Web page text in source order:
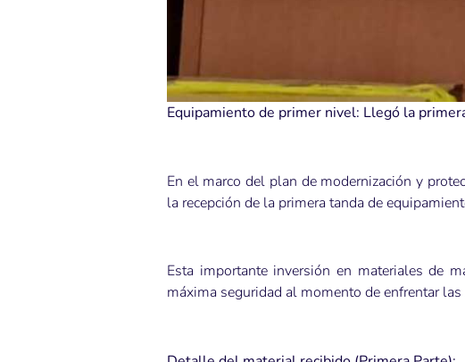
Equipamiento de primer nivel: Llegó la
En el marco del plan de modernización y
la recepción de la primera tanda de
Esta importante inversión en materiales de
máxima seguridad al momento de enfrentar